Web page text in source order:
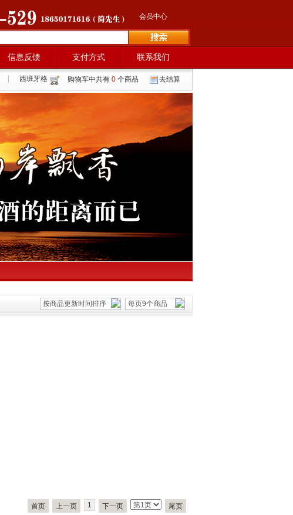
信息反馈 支付方式 联系我们
西班牙格
购物车中共有 0 个商品 去结算
会员中心
按商品更新时间排序 每页9个商品
首页 上一页 1 下一页 尾页